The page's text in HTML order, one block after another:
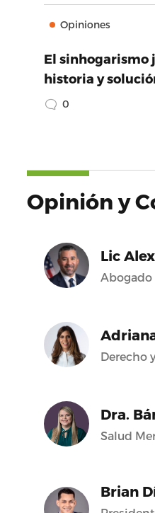
Opiniones
El sinhogarismo
historia y
0
Opinión y
Lic
Abogado
Derecho
Dra.
Salud
Brian